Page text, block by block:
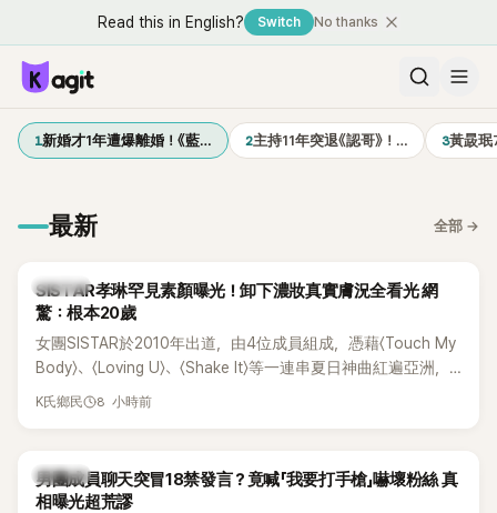
Read this in English? Switch No thanks
1新婚才1年遭爆離婚！《藍… 2主持11年突退《認哥》！… 3黃晸
最新 全部 →
K-POP
SISTAR孝琳罕見素顏曝光！卸下濃妝真實膚況全看光 網
驚：根本20歲
女團SISTAR於2010年出道，由4位成員組成，憑藉〈Touch My
Body〉、〈Loving U〉、〈Shake It〉等一連串夏日神曲紅遍亞洲，
獲封「夏日女王」。不過，團體在出道滿7年後宣布解散，成員各
不僅展現兩人多年不變的好交情，她幾乎素顏入鏡的真實模
樣，也意外掀起網友熱議。
K氏鄉民 8 小時前
K-POP
男團成員聊天突冒18禁發言？竟喊「我要打手槍」嚇壞粉絲 真
相曝光超荒謬